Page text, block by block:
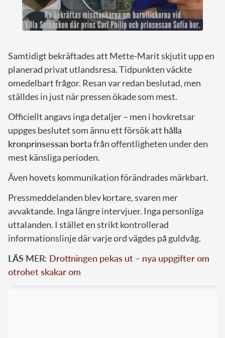
Samtidigt bekräftades att Mette-Marit skjutit upp en
planerad privat utlandsresa. Tidpunkten väckte
omedelbart frågor. Resan var redan beslutad, men
ställdes in just när pressen ökade som mest.
Officiellt angavs inga detaljer – men i hovkretsar
uppges beslutet som ännu ett försök att hålla
kronprinsessan bortafrån offentligheten under den
mest känsliga perioden.
Även hovets kommunikation förändrades märkbart.
Pressmeddelanden blev kortare, svaren mer
avvaktande. Inga längre intervjuer. Inga personliga
uttalanden. I stället en strikt kontrollerad
informationslinje där varje ord vägdes på guldvåg.
LÄS MER: Drottningen pekas ut – nya uppgifter om
otrohet skakar om